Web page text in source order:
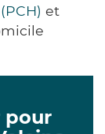
et
pour